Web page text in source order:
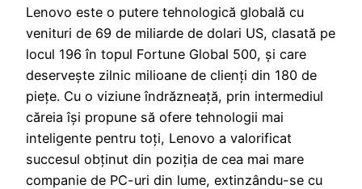
Lenovo este o putere tehnologică globală cu
venituri de 69 de miliarde de dolari US, clasată pe
locul 196 în topul Fortune Global 500, și care
deservește zilnic milioane de clienți din 180 de
piețe. Cu o viziune îndrăzneață, prin intermediul
căreia își propune să ofere tehnologii mai
inteligente pentru toți, Lenovo a valorificat
succesul obținut din poziția de cea mai mare
companie de PC-uri din lume, extinzându-se cu